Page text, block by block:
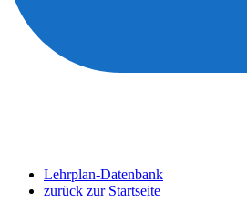
Lehrplan-Datenbank
zurück zur Startseite